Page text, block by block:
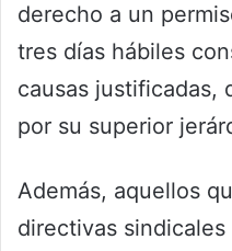
derecho a un
tres días hábiles
causas justificadas,
por su superior
Además, aquellos
directivas